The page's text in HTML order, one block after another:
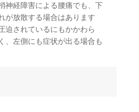
神経障害による腰痛でも、下
が放散する場合はあります
迫されているにもかかわら
、左側にも症状が出る場合も